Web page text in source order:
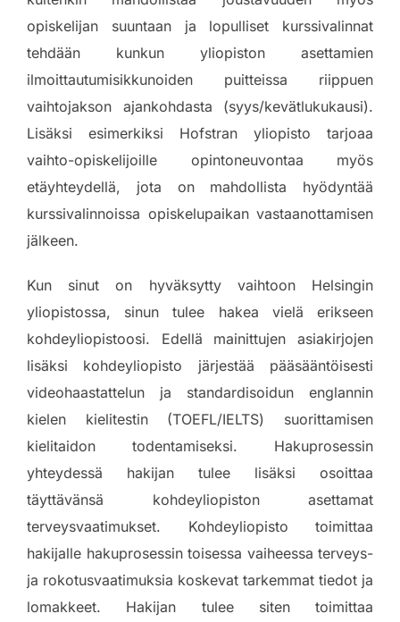
opiskelijan suuntaan ja lopulliset kurssivalinnat
tehdään kunkun yliopiston asettamien
ilmoittautumisikkunoiden puitteissa riippuen
vaihtojakson ajankohdasta (syys/kevätlukukausi).
Lisäksi esimerkiksi Hofstran yliopisto tarjoaa
vaihto-opiskelijoille opintoneuvontaa myös
etäyhteydellä, jota on mahdollista hyödyntää
kurssivalinnoissa opiskelupaikan vastaanottamisen
jälkeen.
Kun sinut on hyväksytty vaihtoon Helsingin
yliopistossa, sinun tulee hakea vielä erikseen
kohdeyliopistoosi. Edellä mainittujen asiakirjojen
lisäksi kohdeyliopisto järjestää pääsääntöisesti
videohaastattelun ja standardisoidun englannin
kielen kielitestin (TOEFL/IELTS) suorittamisen
kielitaidon todentamiseksi. Hakuprosessin
yhteydessä hakijan tulee lisäksi osoittaa
täyttävänsä kohdeyliopiston asettamat
terveysvaatimukset. Kohdeyliopisto toimittaa
hakijalle hakuprosessin toisessa vaiheessa terveys-
ja rokotusvaatimuksia koskevat tarkemmat tiedot ja
lomakkeet. Hakijan tulee siten toimittaa